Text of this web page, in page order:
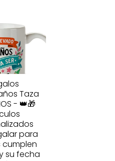
Taza
- 👑🎁
para
cumplen
su fecha